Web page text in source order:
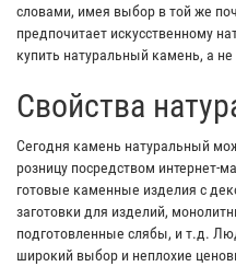
словами, имея выбор в той же
предпочитает искусственному
купить натуральный камень, а
Свойства
Сегодня камень натуральный
розницу посредством интернет-
готовые каменные изделия с
заготовки для изделий,
подготовленные слябы, и т.д.
широкий выбор и неплохие